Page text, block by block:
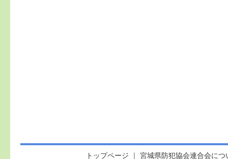
トップページ ｜ 宮城県防犯協会連合会につ